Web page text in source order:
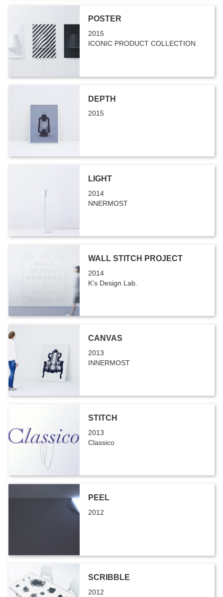
POSTER
2015
ICONIC PRODUCT COLLECTION
DEPTH
2015
LIGHT
2014
NNERMOST
WALL STITCH PROJECT
2014
K’s Design Lab.
CANVAS
2013
INNERMOST
STITCH
2013
Classico
PEEL
2012
SCRIBBLE
2012